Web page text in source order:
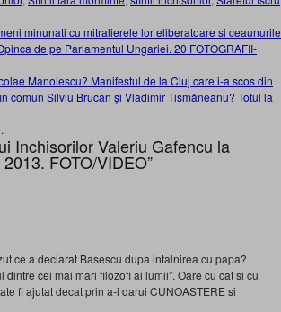
minunati cu mitralierele lor eliberatoare si ceaunurile
de pe Parlamentul Ungariei. 20 FOTOGRAFII-
Manolescu? Manifestul de la Cluj care i-a scos din
comun Silviu Brucan şi Vladimir Tismăneanu? Totul la
Inchisorilor Valeriu Gafencu la
FOTO/VIDEO”
ce a declarat Basescu dupa intalnirea cu papa?
cei mai mari filozofi ai lumii”. Oare cu cat si cu
fi ajutat decat prin a-i darui CUNOASTERE si